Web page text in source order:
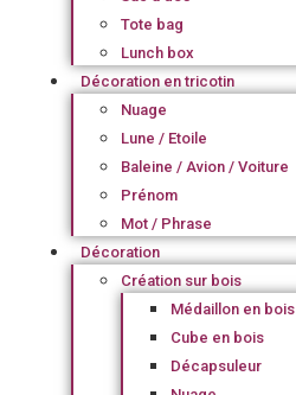
Tote bag
Lunch box
Décoration en tricotin
Nuage
Lune / Etoile
Baleine / Avion / Voiture
Prénom
Mot / Phrase
Décoration
Création sur bois
Médaillon en bois
Cube en bois
Décapsuleur